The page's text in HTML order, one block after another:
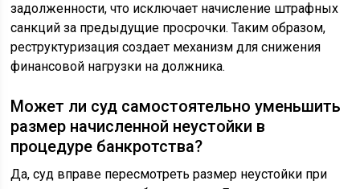
задолженности, что исключает начисление штрафных
санкций за предыдущие просрочки. Таким образом,
реструктуризация создает механизм для снижения
финансовой нагрузки на должника.
Может ли суд самостоятельно уменьшить
размер начисленной неустойки в
процедуре банкротства?
Да, суд вправе пересмотреть размер неустойки при